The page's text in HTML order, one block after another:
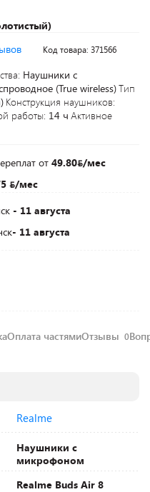
Код товара: 371566
Наушники с
(True wireless)Тип
Конструкция наушников:
работы: 14 ч Активное
от 49.80 /мес
/мес
- 11 августа
- 11 августа
Оплата частямиОтзывы 0
Realme
Наушники с
микрофоном
Realme Buds Air 8